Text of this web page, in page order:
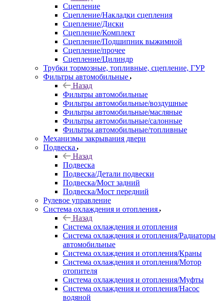
Сцепление
Сцепление/Накладки сцепления
Сцепление/Диски
Сцепление/Комплект
Сцепление/Подшипник выжимной
Сцепление/прочее
Сцепление/Цилиндр
Трубки тормозные, топливные, сцепление, ГУР
Фильтры автомобильные
Назад
Фильтры автомобильные
Фильтры автомобильные/воздушные
Фильтры автомобильные/масляные
Фильтры автомобильные/салонные
Фильтры автомобильные/топливные
Механизмы закрывания двери
Подвеска
Назад
Подвеска
Подвеска/Детали подвески
Подвеска/Мост задний
Подвеска/Мост передний
Рулевое управление
Система охлаждения и отопления
Назад
Система охлаждения и отопления
Система охлаждения и отопления/Радиаторы
автомобильные
Система охлаждения и отопления/Краны
Система охлаждения и отопления/Мотор
отопителя
Система охлаждения и отопления/Муфты
Система охлаждения и отопления/Насос
водяной